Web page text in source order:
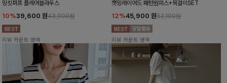
밍킷퍼프 플레어블라우스
10%39,600 원43,900원
리뷰 카운트 영역
캣밍레이어드 패턴원피스+목걸이SET
12%45,900 원52,100원
리뷰 카운트 영역